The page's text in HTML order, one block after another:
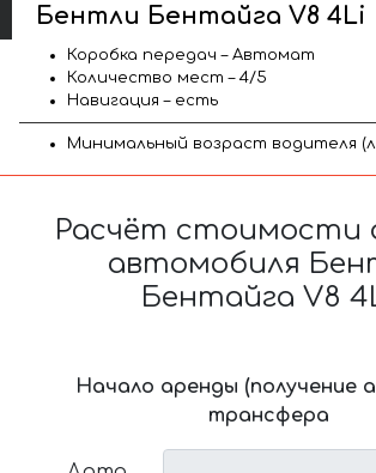
Бентли Бентайга V8 4Li
Коробка передач – Автомат
Количество мест – 4/5
Навигация – есть
Минимальный возраст водителя
Расчёт стоимости
автомобиля
Бентайга V8
Начало аренды (получение
трансфера